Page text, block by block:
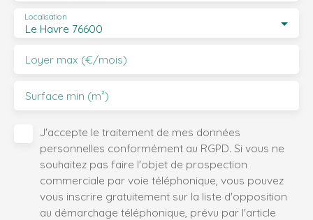
Le Havre 76600
Localisation
Loyer max (€/mois)
Surface min (m²)
J'accepte le traitement de mes données
personnelles conformément au RGPD. Si vous ne
souhaitez pas faire l'objet de prospection
commerciale par voie téléphonique, vous pouvez
vous inscrire gratuitement sur la liste d'opposition
au démarchage téléphonique, prévu par l'article